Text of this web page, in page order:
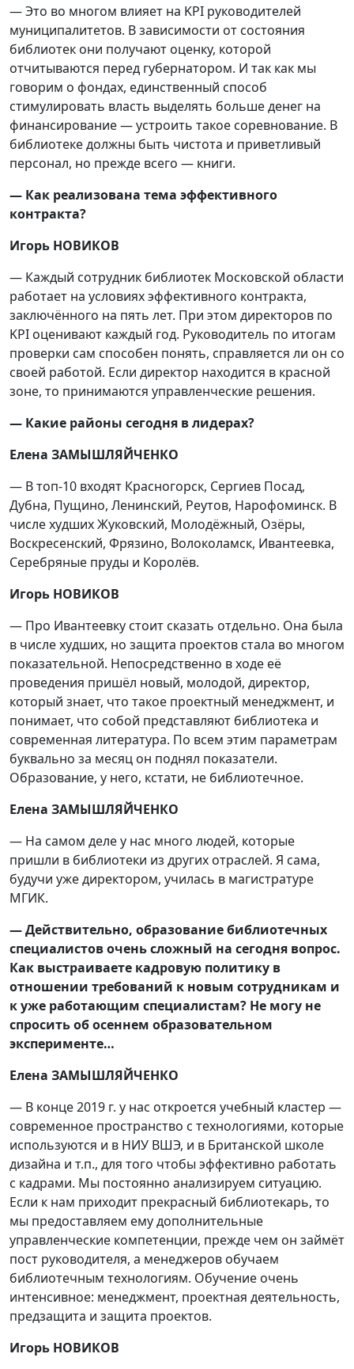
— Это во многом влияет на KPI руководителей
муниципалитетов. В зависимости от состояния
библиотек они получают оценку, которой
отчитываются перед губернатором. И так как мы
говорим о фондах, единственный способ
стимулировать власть выделять больше денег на
финансирование — устроить такое соревнование. В
библиотеке должны быть чистота и приветливый
персонал, но прежде всего — книги.
— Как реализована тема эффективного
контракта?
Игорь НОВИКОВ
— Каждый сотрудник библиотек Московской области
работает на условиях эффективного контракта,
заключённого на пять лет. При этом директоров по
KPI оценивают каждый год. Руководитель по итогам
проверки сам способен понять, справляется ли он со
своей работой. Если директор находится в красной
зоне, то принимаются управленческие решения.
— Какие районы сегодня в лидерах?
Елена ЗАМЫШЛЯЙЧЕНКО
— В топ-10 входят Красногорск, Сергиев Посад,
Дубна, Пущино, Ленинский, Реутов, Нарофоминск. В
числе худших Жуковский, Молодёжный, Озёры,
Воскресенский, Фрязино, Волоколамск, Ивантеевка,
Серебряные пруды и Королёв.
Игорь НОВИКОВ
— Про Ивантеевку стоит сказать отдельно. Она была
в числе худших, но защита проектов стала во многом
показательной. Непосредственно в ходе её
проведения пришёл новый, молодой, директор,
который знает, что такое проектный менеджмент, и
понимает, что собой представляют библиотека и
современная литература. По всем этим параметрам
буквально за месяц он поднял показатели.
Образование, у него, кстати, не библиотечное.
Елена ЗАМЫШЛЯЙЧЕНКО
— На самом деле у нас много людей, которые
пришли в библиотеки из других отраслей. Я сама,
будучи уже директором, училась в магистратуре
МГИК.
—Действительно, образование библиотечных
специалистов очень сложный на сегодня вопрос.
Как выстраиваете кадровую политику в
отношении требований к новым сотрудникам и
к уже работающим специалистам? Не могу не
спросить об осеннем образовательном
эксперименте…
Елена ЗАМЫШЛЯЙЧЕНКО
— В конце 2019 г. у нас откроется учебный кластер —
современное пространство с технологиями, которые
используются и в НИУ ВШЭ, и в Британской школе
дизайна и т.п., для того чтобы эффективно работать
с кадрами. Мы постоянно анализируем ситуацию.
Если к нам приходит прекрасный библиотекарь, то
мы предоставляем ему дополнительные
управленческие компетенции, прежде чем он займёт
пост руководителя, а менеджеров обучаем
библиотечным технологиям. Обучение очень
интенсивное: менеджмент, проектная деятельность,
предзащита и защита проектов.
Игорь НОВИКОВ